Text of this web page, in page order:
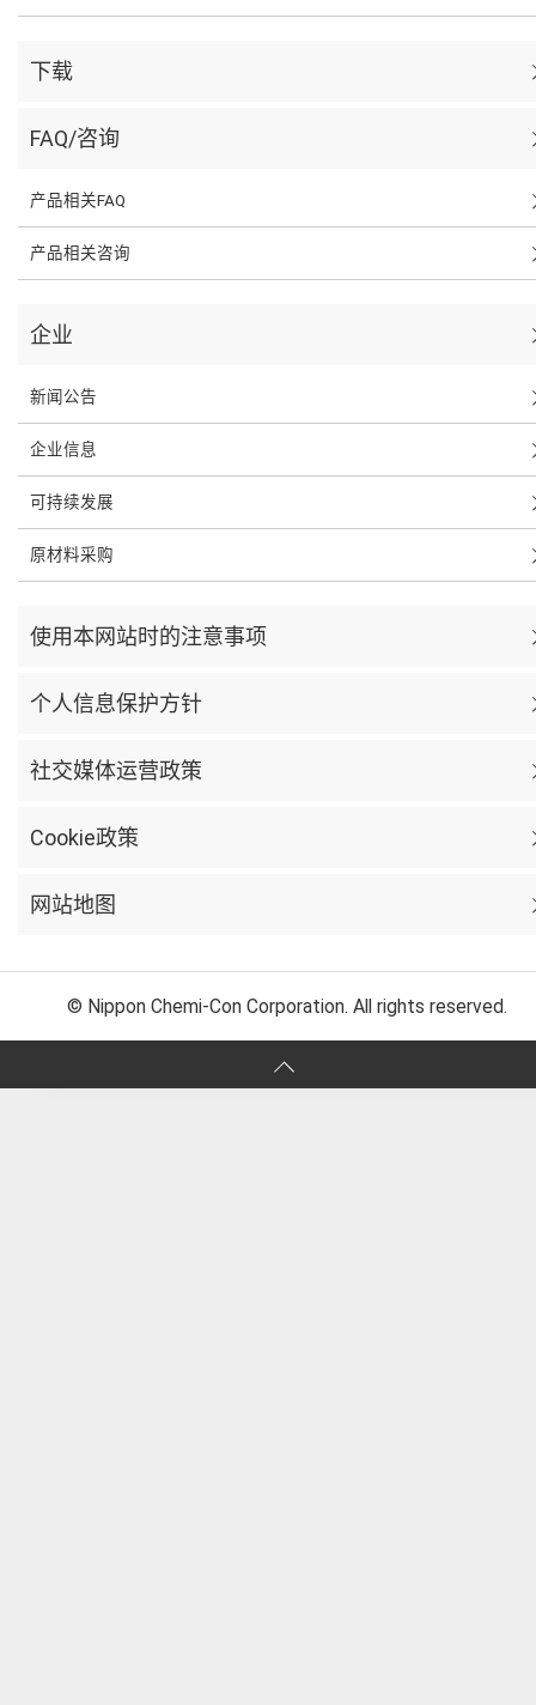
下载
FAQ/咨询
产品相关FAQ
产品相关咨询
企业
新闻公告
企业信息
可持续发展
原材料采购
使用本网站时的注意事项
个人信息保护方针
社交媒体运营政策
Cookie政策
网站地图
© Nippon Chemi-Con Corporation. All rights reserved.